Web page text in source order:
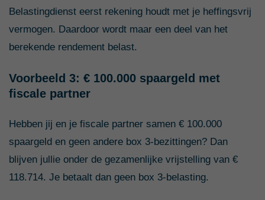
Belastingdienst eerst rekening houdt met je heffingsvrij
vermogen. Daardoor wordt maar een deel van het
berekende rendement belast.
Voorbeeld 3: € 100.000 spaargeld met
fiscale partner
Hebben jij en je fiscale partner samen € 100.000
spaargeld en geen andere box 3-bezittingen? Dan
blijven jullie onder de gezamenlijke vrijstelling van €
118.714. Je betaalt dan geen box 3-belasting.